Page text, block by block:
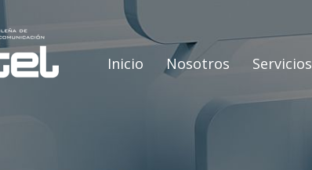
Inicio Nosotros Servicios